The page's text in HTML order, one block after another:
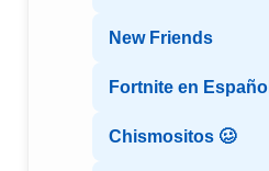
New Friends
Fortnite en Español
Chismositos 🥴